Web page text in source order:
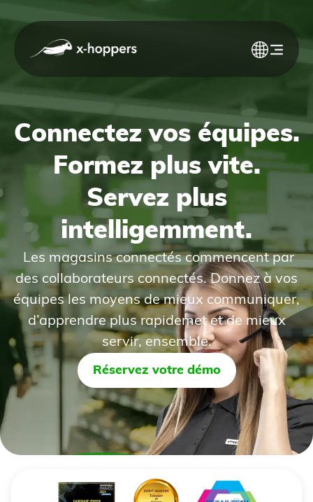
Connectez vos équipes.
Formez plus vite.
Servez plus
intelligemment.
​​ Les magasins connectés commencent par
des collaborateurs connectés. Donnez à vos
équipes les moyens de mieux communiquer,
d’apprendre plus rapidemet et de mieux
servir, ensemble.
Réservez votre démo